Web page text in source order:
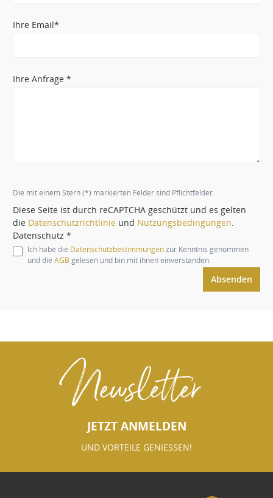
Ihre Email*
Ihre Anfrage *
Die mit einem Stern (*) markierten Felder sind Pflichtfelder.
Diese Seite ist durch reCAPTCHA geschützt und es gelten
die Datenschutzrichtlinie und Nutzungsbedingungen.
Datenschutz *
Ich habe die Datenschutzbestimmungenzur Kenntnis genommen
und die AGB gelesen und bin mit ihnen einverstanden.
Absenden
Newsletter
JETZT ANMELDEN
UND VORTEILE GENIESSEN!